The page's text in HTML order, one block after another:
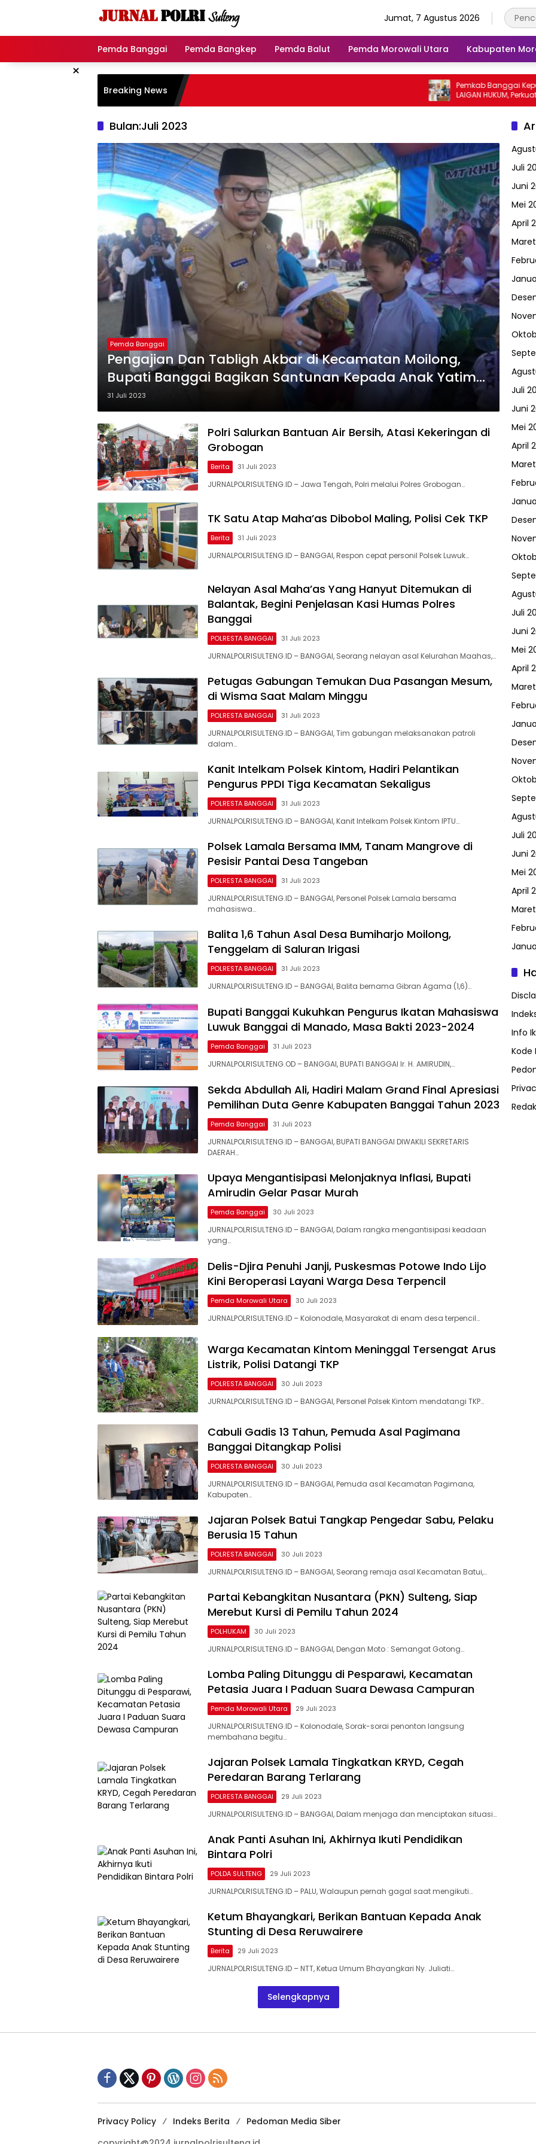
Jumat, 7 Agustus 2026
Pemda Banggai Pemda Bangkep Pemda Balut Pemda Morowali Utara Kabupaten
×
Breaking News
Pemkab Banggai Kepulauan
LAIGAN HUKUM, Perkuat
Hukum Penyelenggaraan
Bulan:Juli 2023
Pemda Banggai
Pengajian Dan Tabligh Akbar di Kecamatan Moilong,
Bupati Banggai Bagikan Santunan Kepada Anak Yatim
Piatu
31 Juli 2023
Polri Salurkan Bantuan Air Bersih, Atasi Kekeringan di
Grobogan
Berita 31 Juli 2023
JURNALPOLRISULTENG.ID – Jawa Tengah, Polri melalui Polres Grobogan…
TK Satu Atap Maha’as Dibobol Maling, Polisi Cek TKP
Berita 31 Juli 2023
JURNALPOLRISULTENG.ID – BANGGAI, Respon cepat personil Polsek Luwuk…
Nelayan Asal Maha’as Yang Hanyut Ditemukan di
Balantak, Begini Penjelasan Kasi Humas Polres
Banggai
POLRESTA BANGGAI 31 Juli 2023
JURNALPOLRISULTENG.ID – BANGGAI, Seorang nelayan asal Kelurahan Maahas,…
Petugas Gabungan Temukan Dua Pasangan Mesum,
di Wisma Saat Malam Minggu
POLRESTA BANGGAI 31 Juli 2023
JURNALPOLRISULTENG.ID – BANGGAI, Tim gabungan melaksanakan patroli
dalam…
Kanit Intelkam Polsek Kintom, Hadiri Pelantikan
Pengurus PPDI Tiga Kecamatan Sekaligus
POLRESTA BANGGAI 31 Juli 2023
JURNALPOLRISULTENG.ID – BANGGAI, Kanit Intelkam Polsek Kintom IPTU…
Polsek Lamala Bersama IMM, Tanam Mangrove di
Pesisir Pantai Desa Tangeban
POLRESTA BANGGAI 31 Juli 2023
JURNALPOLRISULTENG.ID – BANGGAI, Personel Polsek Lamala bersama
mahasiswa…
Balita 1,6 Tahun Asal Desa Bumiharjo Moilong,
Tenggelam di Saluran Irigasi
POLRESTA BANGGAI 31 Juli 2023
JURNALPOLRISULTENG.ID – BANGGAI, Balita bernama Gibran Agama (1,6)…
Bupati Banggai Kukuhkan Pengurus Ikatan Mahasiswa
Luwuk Banggai di Manado, Masa Bakti 2023-2024
Pemda Banggai 31 Juli 2023
JURNALPOLRISULTENG.OD – BANGGAI, BUPATI BANGGAI Ir. H. AMIRUDIN,…
Sekda Abdullah Ali, Hadiri Malam Grand Final Apresiasi
Pemilihan Duta Genre Kabupaten Banggai Tahun 2023
Pemda Banggai 31 Juli 2023
JURNALPOLRISULTENG.ID – BANGGAI, BUPATI BANGGAI DIWAKILI SEKRETARIS
DAERAH…
Upaya Mengantisipasi Melonjaknya Inflasi, Bupati
Amirudin Gelar Pasar Murah
Pemda Banggai 30 Juli 2023
JURNALPOLRISULTENG.ID – BANGGAI, Dalam rangka mengantisipasi keadaan
yang…
Delis-Djira Penuhi Janji, Puskesmas Potowe Indo Lijo
Kini Beroperasi Layani Warga Desa Terpencil
Pemda Morowali Utara 30 Juli 2023
JURNALPOLRISULTENG.ID – Kolonodale, Masyarakat di enam desa terpencil…
Warga Kecamatan Kintom Meninggal Tersengat Arus
Listrik, Polisi Datangi TKP
POLRESTA BANGGAI 30 Juli 2023
JURNALPOLRISULTENG.ID – BANGGAI, Personel Polsek Kintom mendatangi TKP…
Cabuli Gadis 13 Tahun, Pemuda Asal Pagimana
Banggai Ditangkap Polisi
POLRESTA BANGGAI 30 Juli 2023
JURNALPOLRISULTENG.ID – BANGGAI, Pemuda asal Kecamatan Pagimana,
Kabupaten…
Jajaran Polsek Batui Tangkap Pengedar Sabu, Pelaku
Berusia 15 Tahun
POLRESTA BANGGAI 30 Juli 2023
JURNALPOLRISULTENG.ID – BANGGAI, Seorang remaja asal Kecamatan Batui,…
Partai Kebangkitan Nusantara (PKN) Sulteng, Siap
Merebut Kursi di Pemilu Tahun 2024
POLHUKAM 30 Juli 2023
JURNALPOLRISULTENG.ID – BANGGAI, Dengan Moto : Semangat Gotong…
Lomba Paling Ditunggu di Pesparawi, Kecamatan
Petasia Juara I Paduan Suara Dewasa Campuran
Pemda Morowali Utara 29 Juli 2023
JURNALPOLRISULTENG.ID – Kolonodale, Sorak-sorai penonton langsung
membahana begitu…
Jajaran Polsek Lamala Tingkatkan KRYD, Cegah
Peredaran Barang Terlarang
POLRESTA BANGGAI 29 Juli 2023
JURNALPOLRISULTENG.ID – BANGGAI, Dalam menjaga dan menciptakan situasi…
Anak Panti Asuhan Ini, Akhirnya Ikuti Pendidikan
Bintara Polri
POLDA SULTENG 29 Juli 2023
JURNALPOLRISULTENG.ID – PALU, Walaupun pernah gagal saat mengikuti…
Ketum Bhayangkari, Berikan Bantuan Kepada Anak
Stunting di Desa Reruwairere
Berita 29 Juli 2023
JURNALPOLRISULTENG.ID – NTT, Ketua Umum Bhayangkari Ny. Juliati…
Selengkapnya
Juli
Juni
Mei
April
Juli
Juni
Mei
April
Juli
Juni
Mei
April
Juli
Juni
Mei
April
Info
Kode
Privacy Policy Indeks Berita
Pedoman Media Siber